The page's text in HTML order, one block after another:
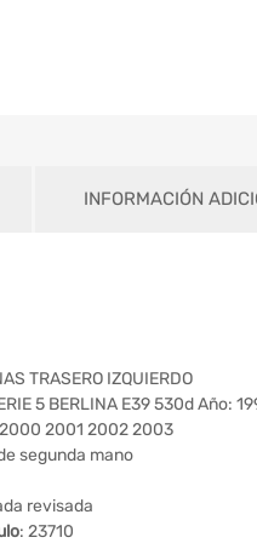
INFORMACIÓN
TRASERO IZQUIERDO
5 BERLINA E39 530d Año:
2001 2002 2003
segunda mano
revisada
: 23710